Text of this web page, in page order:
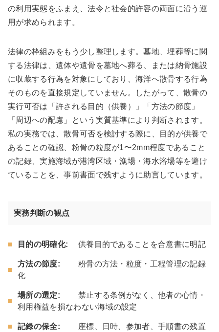
の利用実態をふまえ、法令と社会的許容の両面に沿う運
用が求められます。
法律の枠組みをもう少し整理します。墓地、埋葬等に関
する法律は、遺体や遺骨を墓地へ葬る、または納骨施設
に収蔵する行為を対象にしており、海洋へ散骨する行為
そのものを直接規定していません。したがって、散骨の
実行可否は「許される目的（供養）」「方法の節度」
「周辺への配慮」という実質基準により判断されます。
私の実務では、散骨可否を検討する際に、目的が供養で
あることの確認、粉骨の粒度が1〜2mm程度であること
の記録、実施海域が港湾区域・漁場・海水浴場等を避け
ていることを、事前書面で残すように助言しています。
実務判断の観点
目的の明確化: 供養目的であることを合意書に明記
方法の節度: 粉骨の方法・粒度・工程管理の記録
化
場所の選定: 禁止する条例がなく、他者の心情・
利用権益を損なわない海域の設定
記録の保全: 座標、日時、参加者、手順書の残置